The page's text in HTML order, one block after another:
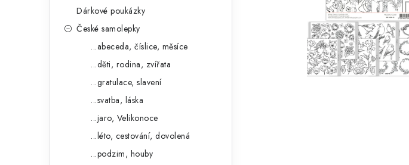
Dárkové poukázky
České samolepky
...abeceda, číslice, měsíce
...děti, rodina, zvířata
...gratulace, slavení
...svatba, láska
...jaro, Velikonoce
...léto, cestování, dovolená
...podzim, houby